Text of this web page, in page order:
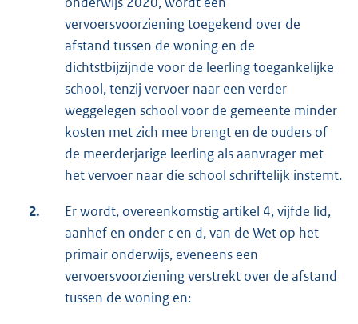
vervoersvoorziening toegekend over de
afstand tussen de woning en de
dichtstbijzijnde voor de leerling toegankelijke
school, tenzij vervoer naar een verder
weggelegen school voor de gemeente minder
kosten met zich mee brengt en de ouders of
de meerderjarige leerling als aanvrager met
het vervoer naar die school schriftelijk instemt.
2.
Er wordt, overeenkomstig artikel 4, vijfde lid,
aanhef en onder c en d, van de Wet op het
primair onderwijs, eveneens een
vervoersvoorziening verstrekt over de afstand
tussen de woning en: